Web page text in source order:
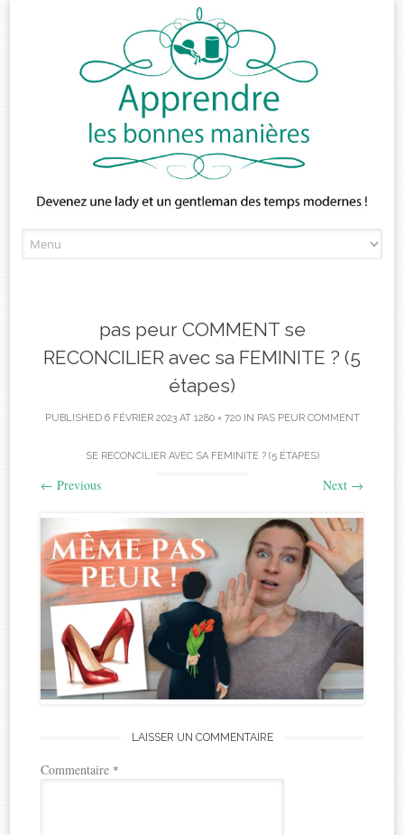
to
pas peur COMMENT se
RECONCILIER avec sa FEMINITE ? (5
étapes)
PUBLISHED 6 FÉVRIER 2023AT 1280 × 720IN PAS PEUR COMMENT
SE RECONCILIER AVEC SA FEMINITE ? (5 ÉTAPES)
← Previous Next →
LAISSER UN COMMENTAIRE
Commentaire *